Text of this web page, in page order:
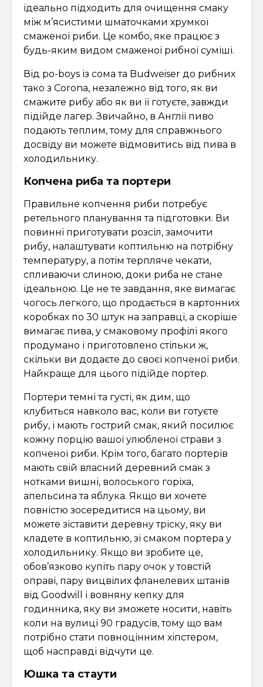
ідеально підходить для очищення смаку
між м’ясистими шматочками хрумкої
смаженої риби. Це комбо, яке працює з
будь-яким видом смаженої рибної суміші.
Від po-boys із сома та Budweiser до рибних
тако з Corona, незалежно від того, як ви
смажите рибу або як ви її готуєте, завжди
підійде лагер. Звичайно, в Англії пиво
подають теплим, тому для справжнього
досвіду ви можете відмовитись від пива в
холодильнику.
Копчена риба та портери
Правильне копчення риби потребує
ретельного планування та підготовки. Ви
повинні приготувати розсіл, замочити
рибу, налаштувати коптильню на потрібну
температуру, а потім терпляче чекати,
спливаючи слиною, доки риба не стане
ідеальною. Це не те завдання, яке вимагає
чогось легкого, що продається в картонних
коробках по 30 штук на заправці, а скоріше
вимагає пива, у смаковому профілі якого
продумано і приготовлено стільки ж,
скільки ви додаєте до своєї копченої риби.
Найкраще для цього підійде портер.
Портери темні та густі, як дим, що
клубиться навколо вас, коли ви готуєте
рибу, і мають гострий смак, який посилює
кожну порцію вашої улюбленої страви з
копченої риби. Крім того, багато портерів
мають свій власний деревний смак з
нотками вишні, волоського горіха,
апельсина та яблука. Якщо ви хочете
повністю зосередитися на цьому, ви
можете зіставити деревну тріску, яку ви
кладете в коптильню, зі смаком портера у
холодильнику. Якщо ви зробите це,
обов’язково купіть пару очок у товстій
оправі, пару вицвілих фланелевих штанів
від Goodwill і вовняну кепку для
годинника, яку ви зможете носити, навіть
коли на вулиці 90 градусів, тому що вам
потрібно стати повноцінним хіпстером,
щоб насправді відчути це.
Юшка та стаути